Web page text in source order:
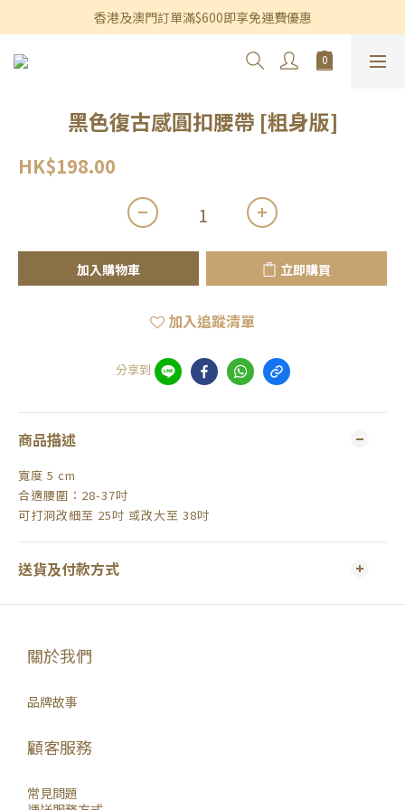
香港及澳門訂單滿$600即享免運費優惠
香港及澳門訂單滿$600即享免運費優惠
3個月內買滿$1,200可享永久九折優惠
黑色復古感圓扣腰帶 [粗身版]
HK$198.00
加入購物車 立即購買
加入追蹤清單
分享到
商品描述
寬度 5 cm
合適腰圍：28-37吋
可打洞改細至 25吋 或改大至 38吋
送貨及付款方式
關於我們
品牌故事
顧客服務
常見問題